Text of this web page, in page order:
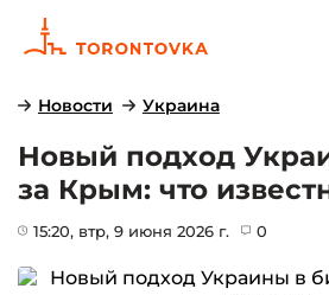
Новости Украина
Новый подход
за Крым: что
15:20, втр, 9 июня 2026 г. 0